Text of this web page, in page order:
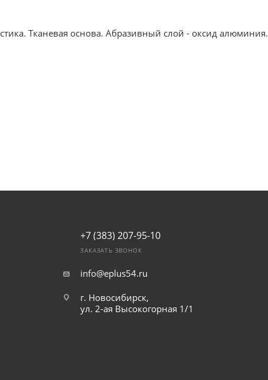
Тканевая основа. Абразивный слой - оксид алюминия.
+7 (383) 207-95-10
ЗАКАЗАТЬ ЗВОНОК
info@eplus54.ru
г. Новосибирск,
ул. 2-ая Высокогорная 1/1